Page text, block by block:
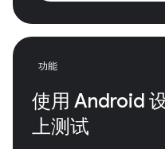
功能
使用 Android
上测试